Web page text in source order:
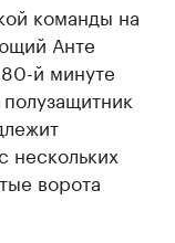
команды на
Анте
й минуте
нескольких
ворота